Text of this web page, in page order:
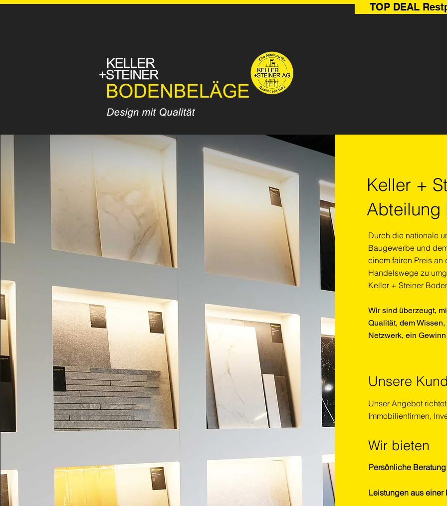
TOP DEAL
Keller +
Abteilung
Durch die nationale
Baugewerbe und
einem fairen Preis
Handelswege zu
Keller + Steiner
Wir sind überzeugt,
Qualität, dem
Netzwerk, ein
Unsere
Unser Angebot
Immobilienfirmen,
Wir bieten
Persönliche Beratung
Leistungen aus einer